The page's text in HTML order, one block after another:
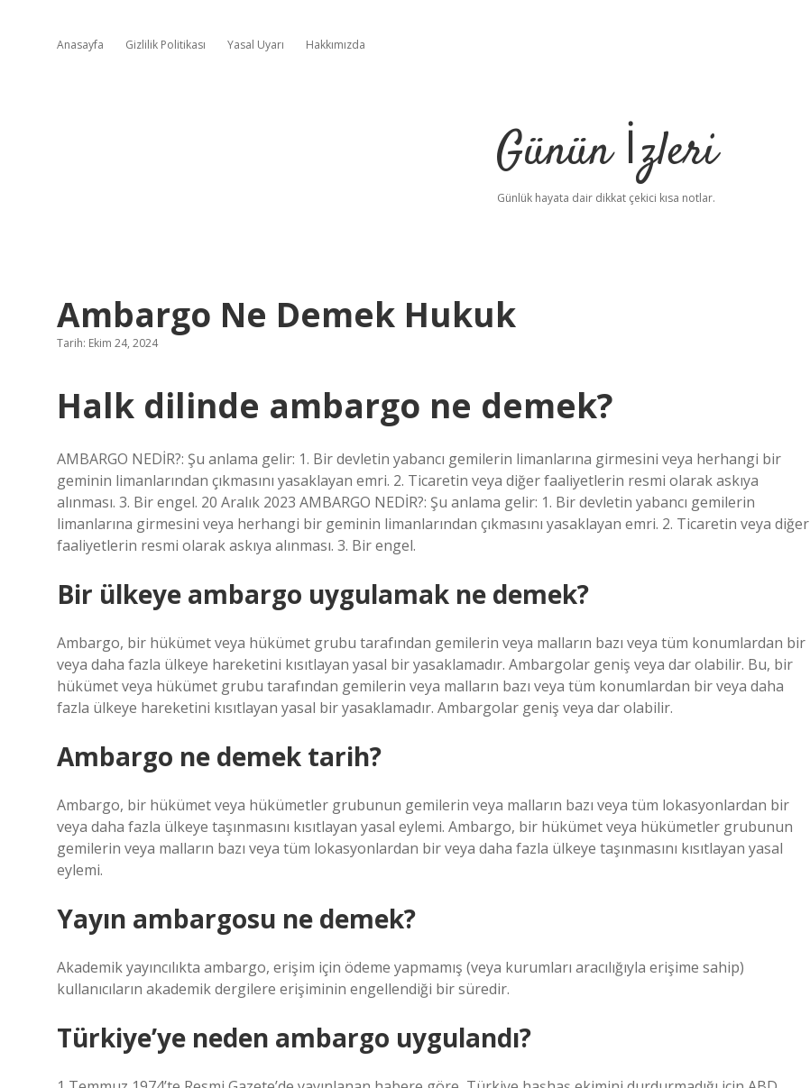
Anasayfa Gizlilik Politikası Yasal Uyarı Hakkımızda
Günün İzleri
Günlük hayata dair dikkat çekici kısa notlar.
Ambargo Ne Demek Hukuk
Tarih: Ekim 24, 2024
Halk dilinde ambargo ne demek?
AMBARGO NEDİR?: Şu anlama gelir: 1. Bir devletin yabancı gemilerin limanlarına girmesini veya herhangi bir
geminin limanlarından çıkmasını yasaklayan emri. 2. Ticaretin veya diğer faaliyetlerin resmi olarak askıya
alınması. 3. Bir engel. 20 Aralık 2023 AMBARGO NEDİR?: Şu anlama gelir: 1. Bir devletin yabancı gemilerin
limanlarına girmesini veya herhangi bir geminin limanlarından çıkmasını yasaklayan emri. 2. Ticaretin veya diğer
faaliyetlerin resmi olarak askıya alınması. 3. Bir engel.
Bir ülkeye ambargo uygulamak ne demek?
Ambargo, bir hükümet veya hükümet grubu tarafından gemilerin veya malların bazı veya tüm konumlardan bir
veya daha fazla ülkeye hareketini kısıtlayan yasal bir yasaklamadır. Ambargolar geniş veya dar olabilir. Bu, bir
hükümet veya hükümet grubu tarafından gemilerin veya malların bazı veya tüm konumlardan bir veya daha
fazla ülkeye hareketini kısıtlayan yasal bir yasaklamadır. Ambargolar geniş veya dar olabilir.
Ambargo ne demek tarih?
Ambargo, bir hükümet veya hükümetler grubunun gemilerin veya malların bazı veya tüm lokasyonlardan bir
veya daha fazla ülkeye taşınmasını kısıtlayan yasal eylemi. Ambargo, bir hükümet veya hükümetler grubunun
gemilerin veya malların bazı veya tüm lokasyonlardan bir veya daha fazla ülkeye taşınmasını kısıtlayan yasal
eylemi.
Yayın ambargosu ne demek?
Akademik yayıncılıkta ambargo, erişim için ödeme yapmamış (veya kurumları aracılığıyla erişime sahip)
kullanıcıların akademik dergilere erişiminin engellendiği bir süredir.
Türkiye’ye neden ambargo uygulandı?